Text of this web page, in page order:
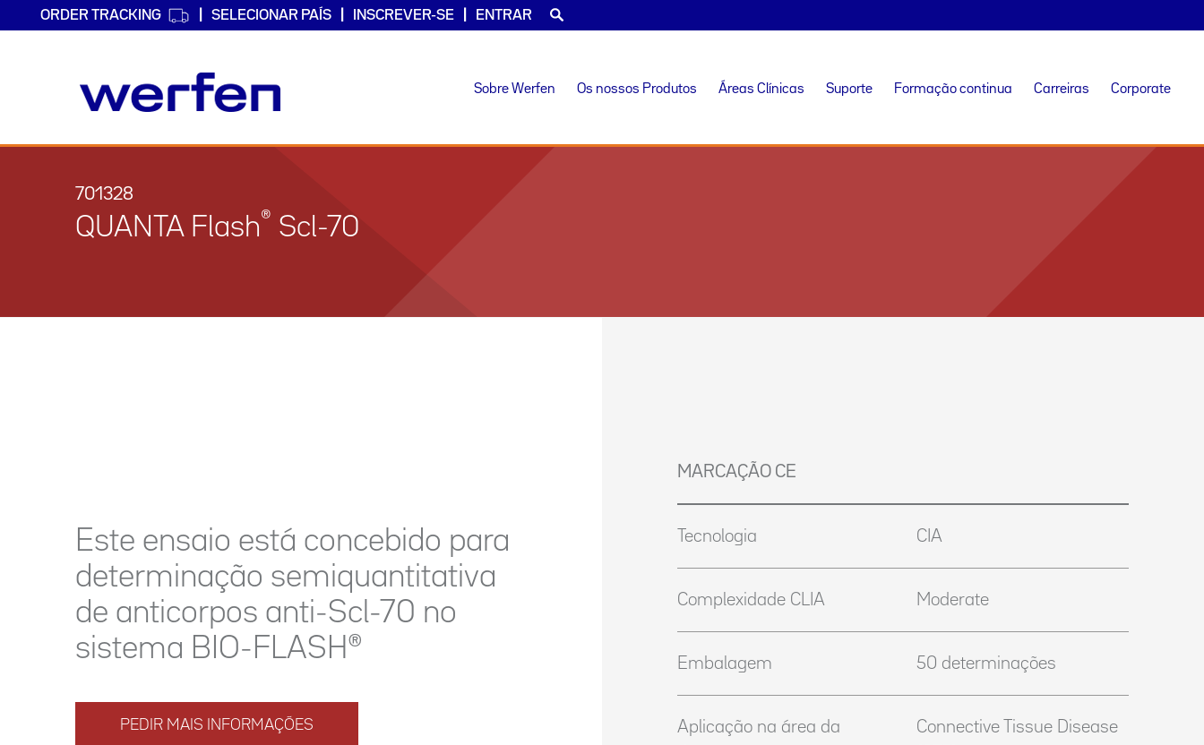
ORDER TRACKING SELECIONAR PAÍS INSCREVER-SE ENTRAR
Sobre Werfen Os nossos Produtos Áreas Clínicas Suporte Formação continua Carreiras Corporate
701328
QUANTA Flash® Scl-70
Este ensaio está concebido para
determinação semiquantitativa
de anticorpos anti-Scl-70 no
sistema BIO-FLASH®
PEDIR MAIS INFORMAÇÕES
MARCAÇÃO CE
Tecnologia CIA
Complexidade CLIA Moderate
Embalagem 50 determinações
Aplicação na área da
Connective Tissue Disease